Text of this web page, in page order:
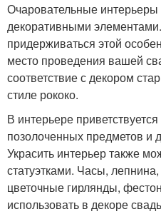
Очаровательные
декоративными
придерживаться этой
место проведения вашей
соответствие с декором
стиле рококо.
В интерьере
позолоченных предметов и
Украсить интерьер также
статуэтками. Часы,
цветочные гирлянды,
использовать в декоре